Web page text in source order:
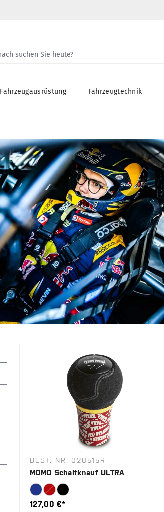
Fahrzeugausrüstung Fahrzeugtechnik
BEST.-NR. 020515R
MOMO Schaltknauf ULTRA
127,00 €*